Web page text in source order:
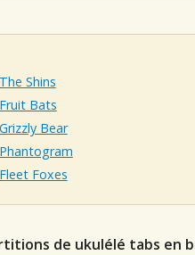
The Shins
Fruit Bats
Grizzly Bear
Phantogram
Fleet Foxes
de ukulélé tabs en